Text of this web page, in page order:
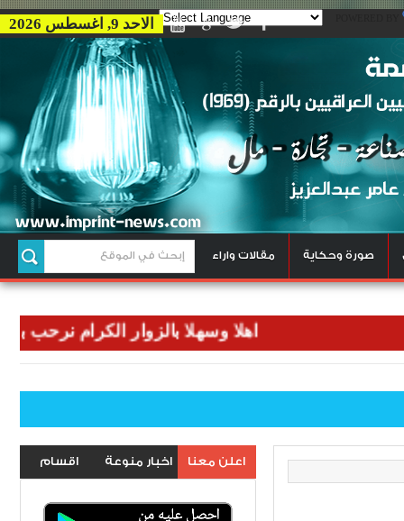
الاحد 9, اغسطس 2026
صورة وحكاية مقالات واراء
اهلا وسهلا بالزوار الكرام نرحب بكم في
اعلن معنا اخبار منوعة
اقسام